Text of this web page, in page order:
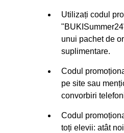
Utilizați codul
unui pachet de
suplimentare.
Codul
pe site sau
convorbiri
Codul
toți elevii: atât